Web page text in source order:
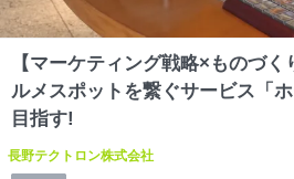
【マーケティング戦略×ものづ
ルメスポットを繋ぐサービス「
目指す!
長野テクトロン株式会社